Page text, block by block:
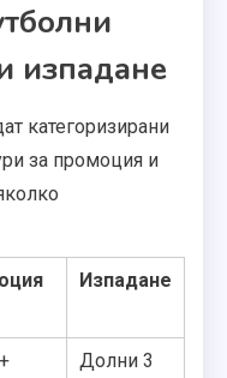
изпадане
категоризирани
за промоция и
Изпадане
Долни 3